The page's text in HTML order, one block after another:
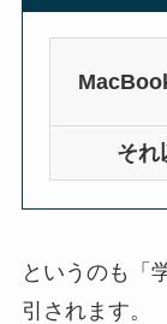
それ
というのも「
引されます。